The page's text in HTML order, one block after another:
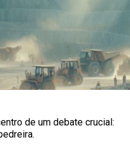
de um debate crucial: